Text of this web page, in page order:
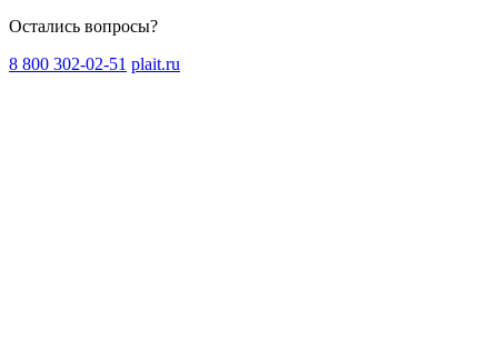
Остались вопросы?
8 800 302-02-51 plait.ru